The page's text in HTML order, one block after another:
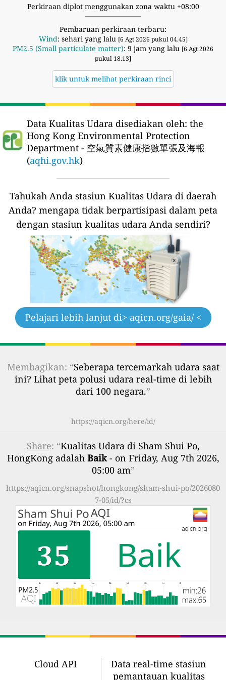
Perkiraan diplot menggunakan zona waktu +08:00
Pembaruan perkiraan terbaru:
Wind: sehari yang lalu [6 Agt 2026 pukul 04.45]
PM2.5 (Small particulate matter): 9 jam yang lalu [6 Agt 2026
pukul 18.13]
klik untuk melihat perkiraan rinci
Data Kualitas Udara disediakan oleh: the
Hong Kong Environmental Protection
Department - 空氣質素健康指數單張及海報
(aqhi.gov.hk)
Tahukah Anda stasiun Kualitas Udara di daerah
Anda? mengapa tidak berpartisipasi dalam peta
dengan stasiun kualitas udara Anda sendiri?
Pelajari lebih lanjut di> aqicn.org/gaia/ <
Membagikan: “Seberapa tercemarkah udara saat
ini? Lihat peta polusi udara real-time di lebih
dari 100 negara.”
https://aqicn.org/here/id/
Share: “Kualitas Udara di Sham Shui Po,
HongKong adalah Baik- on Friday, Aug 7th 2026,
05:00 am”
https://aqicn.org/snapshot/hongkong/sham-shui-po/2026080
7-05/id/?cs
Cloud API
Data real-time stasiun
pemantauan kualitas